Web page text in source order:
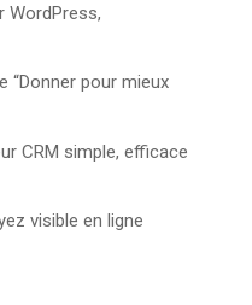
WordPress,
“Donner pour mieux
CRM simple, efficace
visible en ligne